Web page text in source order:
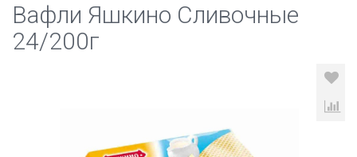
Вафли Яшкино Сливочные
24/200г